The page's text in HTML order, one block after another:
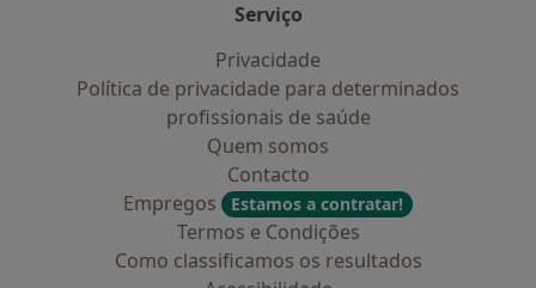
Serviço
Privacidade
Política de privacidade para determinados
profissionais de saúde
Quem somos
Contacto
Empregos
Estamos a contratar!
Termos e Condições
Como classificamos os resultados